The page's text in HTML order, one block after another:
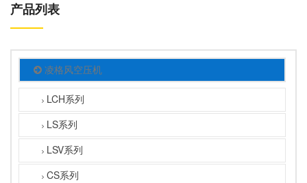
产品列表
凌格风空压机
LCH系列
LS系列
LSV系列
CS系列